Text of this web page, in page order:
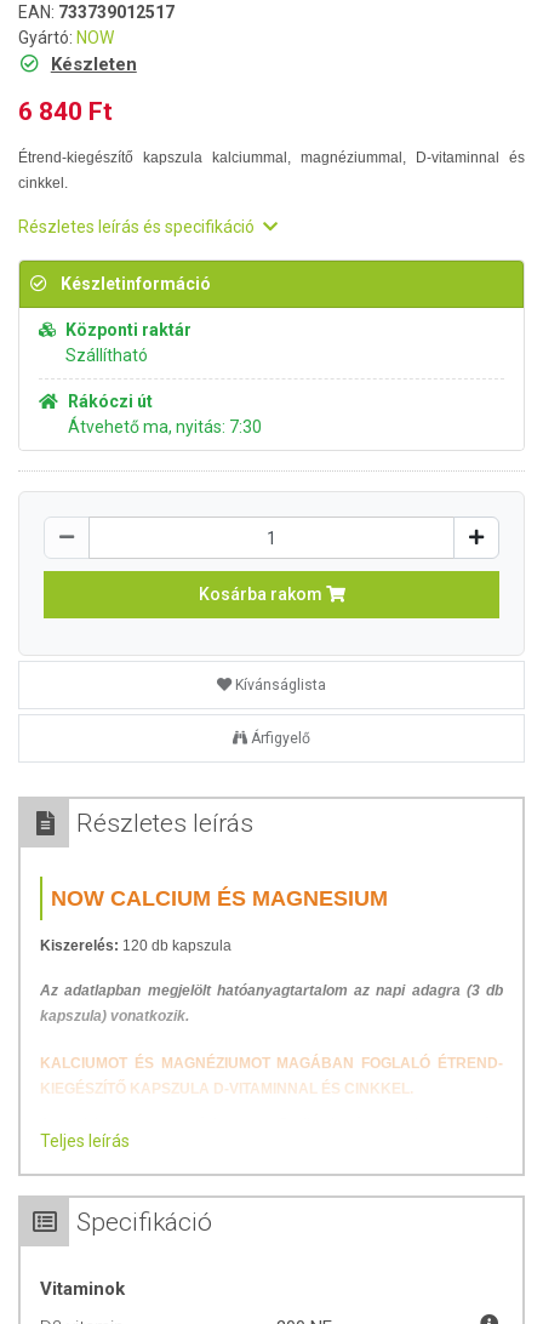
EAN: 733739012517
Gyártó: NOW
Készleten
6 840 Ft
Étrend-kiegészítő kapszula kalciummal, magnéziummal, D-vitaminnal és
cinkkel.
Részletes leírás és specifikáció
Készletinformáció
Központi raktár
Szállítható
Rákóczi út
Átvehető ma, nyitás: 7:30
Kosárba rakom
Kívánságlista
Árfigyelő
Részletes leírás
NOW CALCIUM ÉS MAGNESIUM
Kiszerelés: 120 db kapszula
Az adatlapban megjelölt hatóanyagtartalom az napi adagra (3 db
kapszula) vonatkozik.
KALCIUMOT ÉS MAGNÉZIUMOT MAGÁBAN FOGLALÓ ÉTREND-
KIEGÉSZÍTŐ KAPSZULA D-VITAMINNAL ÉS CINKKEL.
elengedhetetlenek az normál csontozat és az fogazat fenntartásához.
Az kalcium és az magnézium részt vesznek az normál
izomműködésben, az energiatermelő anyagcserében, valamint az
sejtosztódási folyamatokban. Az magnézium emellett közreműködik az
idegrendszer normál működésében, az elektrolit-egyensúly
Teljes leírás
Specifikáció
Vitaminok